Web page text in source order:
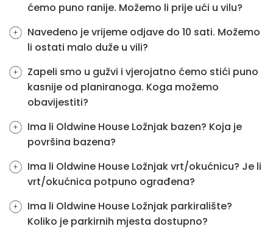
ćemo puno ranije. Možemo li prije ući u vilu?
Navedeno je vrijeme odjave do 10 sati. Možemo
li ostati malo duže u vili?
Zapeli smo u gužvi i vjerojatno ćemo stići puno
kasnije od planiranoga. Koga možemo
obavijestiti?
Ima li Oldwine House Ložnjak bazen? Koja je
površina bazena?
Ima li Oldwine House Ložnjak vrt/okućnicu? Je li
vrt/okućnica potpuno ograđena?
Ima li Oldwine House Ložnjak parkiralište?
Koliko je parkirnih mjesta dostupno?